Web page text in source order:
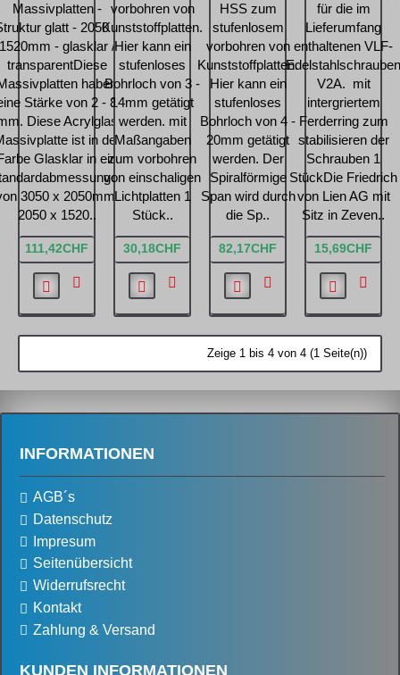
Massivplatten -
glatt - 2050 x
- glasklar /
transparentDiese
haben
Stärke von 2 - 8
Diese Acrylglas
ist in der
Glasklar in ein
3050 x 2050mm,
2050 x 1520..
111,42CHF
vorbohren von
Kunststoffplatten.
Hier kann ein
stufenloses
Bohrloch von 3 -
14mm getätigt
werden. mit
Maßangaben
zum vorbohren
von einschaligen
Lichtplatten 1
Stück..
30,18CHF
HSS zum
stufenlosem
vorbohren von
Kunststoffplatten.
Hier kann ein
stufenloses
Bohrloch von 4 -
20mm getätigt
werden. Der
Spiralförmige
Span wird durch
die Sp..
82,17CHF
für die im
Lieferumfang
enthaltenen VLF-
Edelstahlschrauben
V2A. mit
intergriertem
Ferderring zum
stabilisieren der
Schrauben 1
StückDie Friedrich
von Lien AG mit
Sitz in Zeven..
15,69CHF
Zeige 1 bis 4 von 4 (1 Seite(n))
INFORMATIONEN
AGB´s
Datenschutz
Impresum
Seitenübersicht
Widerrufsrecht
Kontakt
Zahlung & Versand
KUNDEN INFORMATIONEN